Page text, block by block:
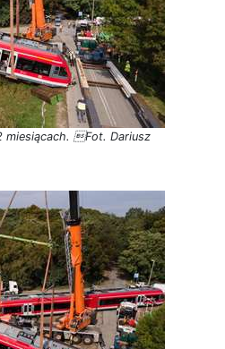
miesiącach. Fot. Dariusz